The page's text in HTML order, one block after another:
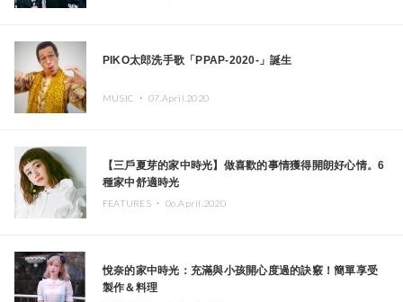
PIKO太郎洗手歌「PPAP-2020-」誕生
MUSIC ・ 07.April.2020
【三戶夏芽的家中時光】做喜歡的事情獲得開朗好心情。6
種家中舒適時光
FEATURES ・ 06.April.2020
悅奈的家中時光：充滿與小孩開心度過的訣竅！簡單享受
製作＆料理